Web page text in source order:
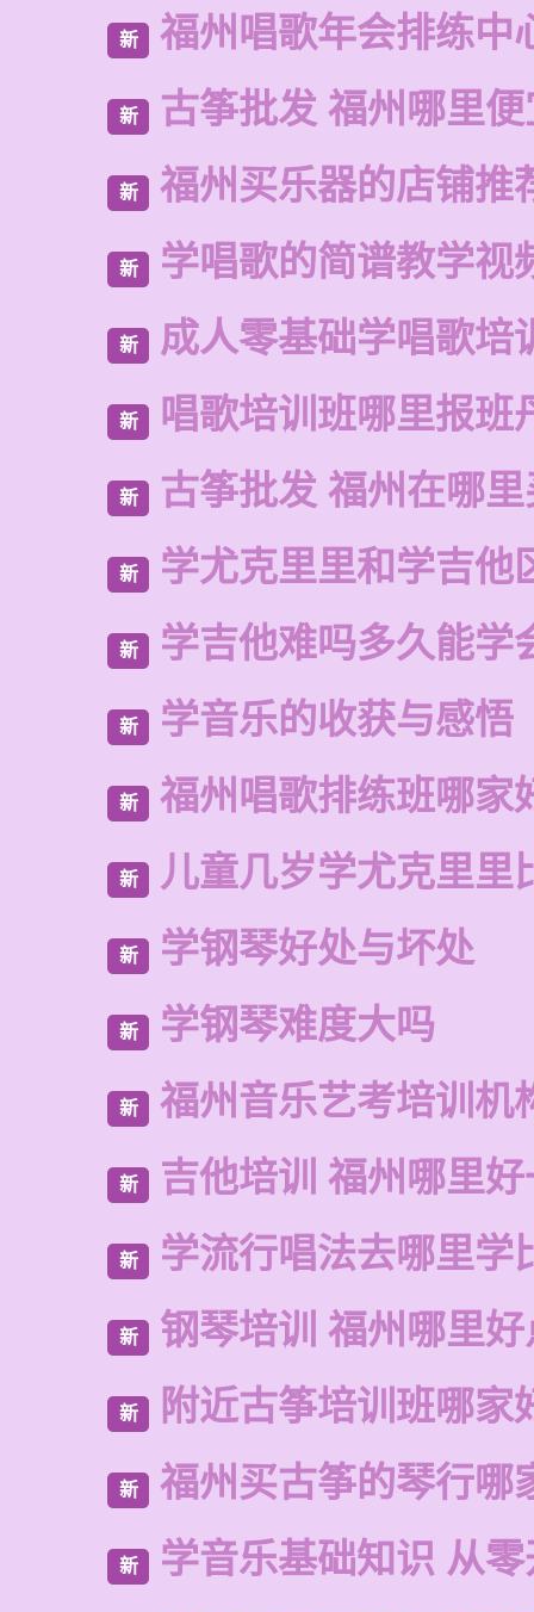
新 福州唱歌年会排练中
新 古筝批发 福州哪里
新 福州买乐器的店铺推
新 学唱歌的简谱教学视
新 成人零基础学唱歌培
新 唱歌培训班哪里报班
新 古筝批发 福州在哪
新 学尤克里里和学吉他
新 学吉他难吗多久能学
新 学音乐的收获与感悟
新 福州唱歌排练班哪家
新 儿童几岁学尤克里里
新 学钢琴好处与坏处
新 学钢琴难度大吗
新 福州音乐艺考培训机
新 吉他培训 福州哪里
新 学流行唱法去哪里学
新 钢琴培训 福州哪里
新 附近古筝培训班哪家
新 福州买古筝的琴行哪
新 学音乐基础知识 从